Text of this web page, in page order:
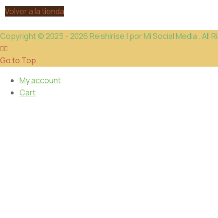
Volver a la tienda
Copyright © 2025 - 2026 Reishirise | por Mi Social Media . All
Go to Top
My account
Cart